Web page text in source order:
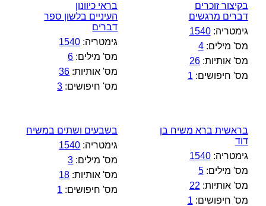
בקיצור זוכרים
דברים מרגשים
גימטריה:1540
מס' מילים:4
מס' אותיות:26
מס' חיפושים: 1
בראי כיוונון
העיניים בלשון ספר
דברים
גימטריה: 1540
מס' מילים: 6
מס' אותיות: 36
מס' חיפושים: 3
בראשית ברא משיח בן
דוד
גימטריה:1540
מס' מילים:5
מס' אותיות: 22
מס' חיפושים: 1
בשבעים ושתים במשיח
גימטריה: 1540
מס' מילים: 3
מס' אותיות: 18
מס' חיפושים: 1